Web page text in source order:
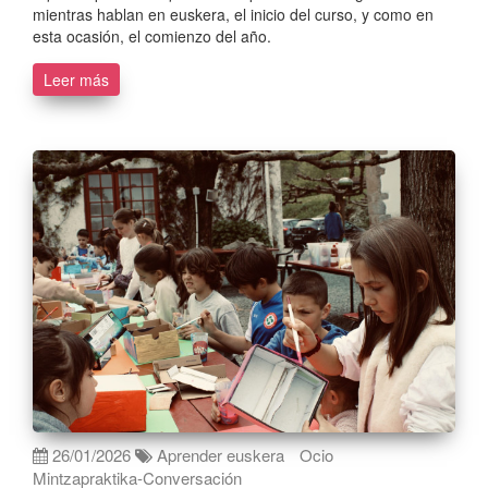
mientras hablan en euskera, el inicio del curso, y como en
esta ocasión, el comienzo del año.
Leer más
26/01/2026 Aprender euskera
Ocio
Mintzapraktika-Conversación